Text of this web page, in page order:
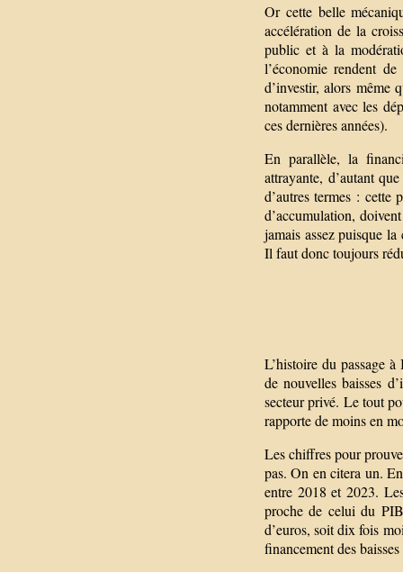
Or cette belle
accélération de la
public et à la
l’économie rendent
d’investir, alors même
notamment avec les
ces dernières années).
En parallèle, la
attrayante, d’autant
d’autres termes :
d’accumulation,
jamais assez puisque
Il faut donc toujours
L’histoire du passage
de nouvelles baisses
secteur privé. Le tout
rapporte de moins en
Les chiffres pour
pas. On en citera un.
entre 2018 et 2023.
proche de celui du
d’euros, soit dix fois
financement des